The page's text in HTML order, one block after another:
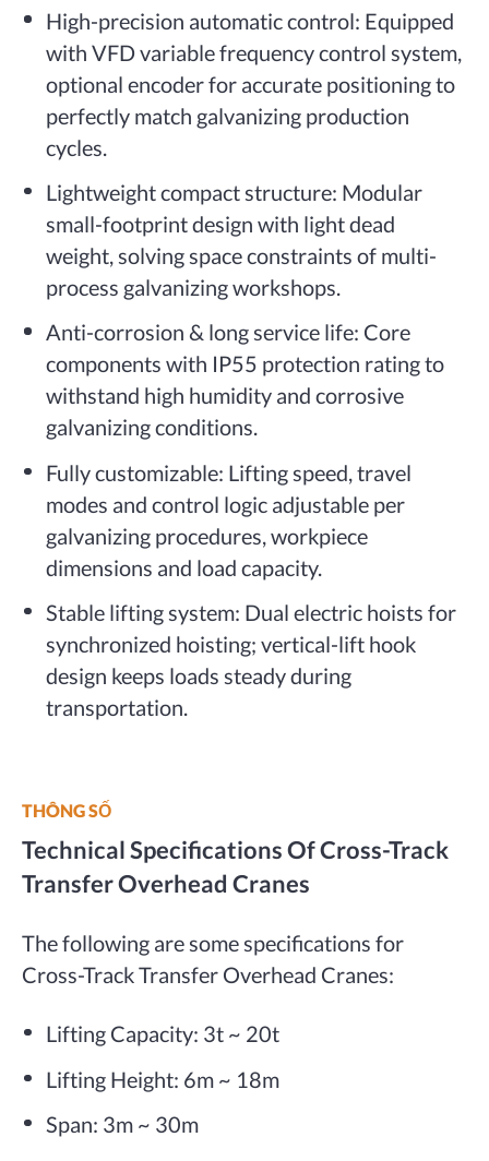
High-precision automatic control: Equipped
with VFD variable frequency control system,
optional encoder for accurate positioning to
perfectly match galvanizing production
cycles.
Lightweight compact structure: Modular
small-footprint design with light dead
weight, solving space constraints of multi-
process galvanizing workshops.
Anti-corrosion & long service life: Core
components with IP55 protection rating to
withstand high humidity and corrosive
galvanizing conditions.
Fully customizable: Lifting speed, travel
modes and control logic adjustable per
galvanizing procedures, workpiece
dimensions and load capacity.
Stable lifting system: Dual electric hoists for
synchronized hoisting; vertical-lift hook
design keeps loads steady during
transportation.
THÔNG SỐ
Technical Specifications Of Cross-Track
Transfer Overhead Cranes
The following are some specifications for
Cross-Track Transfer Overhead Cranes:
Lifting Capacity: 3t ~ 20t
Lifting Height: 6m ~ 18m
Span: 3m ~ 30m